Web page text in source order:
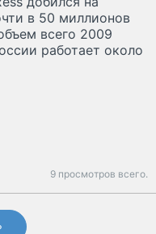
в 50 миллионов
всего 2009
работает около
9 просмотров всего.